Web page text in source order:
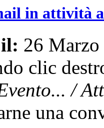
in attività
26
clic
/
una